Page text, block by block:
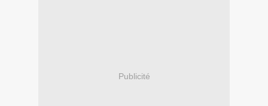
Publicité